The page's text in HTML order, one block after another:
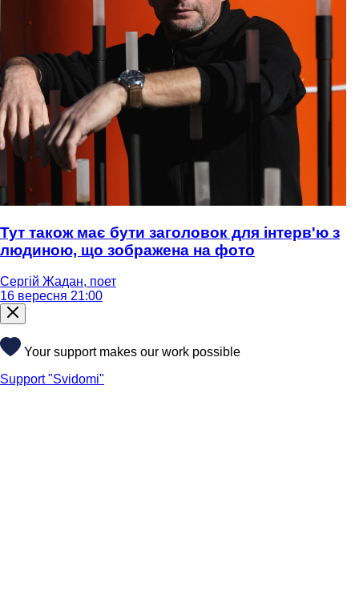
Тут також має бути заголовок для інтерв'ю з
людиною, що зображена на фото
Сергій Жадан, поет
16 вересня 21:00
Your support makes our work possible
Support "Svidomi"